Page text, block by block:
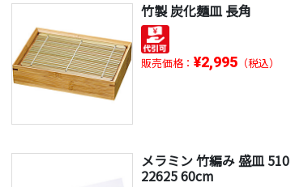
竹製 炭化麺皿 長角
販売価格：¥2,995 （税込）
メラミン 竹編み 盛皿 510
22625 60cm